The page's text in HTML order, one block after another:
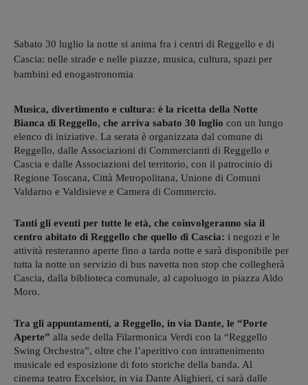
Sabato 30 luglio la notte si anima fra i centri di Reggello e di
Cascia: nelle strade e nelle piazze, musica, cultura, spazi per
bambini ed enogastronomia
Musica, divertimento e cultura: è la ricetta della Notte
Bianca di Reggello, che arriva sabato 30 luglio con un lungo
elenco di iniziative. La serata è organizzata dal comune di
Reggello, dalle Associazioni di Commercianti di Reggello e
Cascia e dalle Associazioni del territorio, con il patrocinio di
Regione Toscana, Città Metropolitana, Unione di Comuni
Valdarno e Valdisieve e Camera di Commercio.
Tanti gli eventi per tutte le età, che coinvolgeranno sia il
centro abitato di Reggello che quello di Cascia: i negozi e le
attività resteranno aperte fino a tarda notte e sarà disponibile per
tutta la notte un servizio di bus navetta non stop che collegherà
Cascia, dalla biblioteca comunale, al capoluogo in piazza Aldo
Moro.
Tra gli appuntamenti, a Reggello, in via Dante, le “Porte
Aperte” alla sede della Filarmonica Verdi con la “Reggello
Swing Orchestra”, oltre che l’aperitivo con intrattenimento
musicale ed esposizione di foto storiche della banda. Al
cinema teatro Excelsior, in via Dante Alighieri, ci sarà dalle